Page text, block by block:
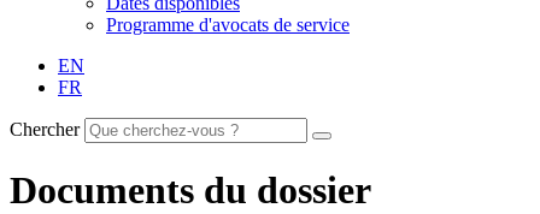
Programme d'avocats de service
EN
FR
Chercher
Documents du dossier